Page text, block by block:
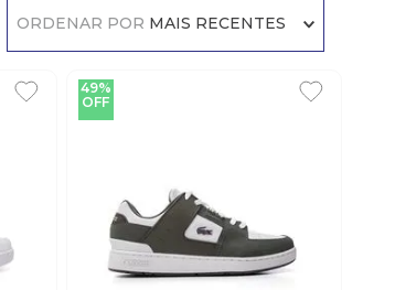
ORDENAR POR MAIS RECENTES
49%
OFF